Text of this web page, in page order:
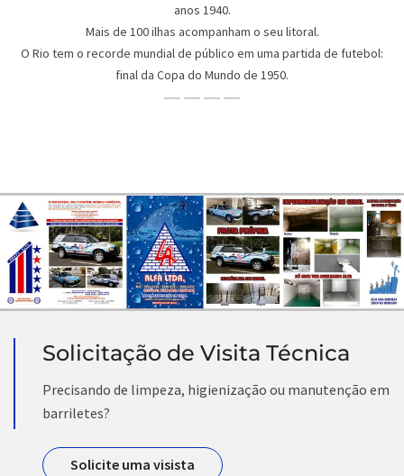
anos 1940.
Mais de 100 ilhas acompanham o seu litoral.
O Rio tem o recorde mundial de público em uma partida de futebol:
final da Copa do Mundo de 1950.
Solicitação de Visita Técnica
Precisando de limpeza, higienização ou manutenção em
barriletes?
Solicite uma visista